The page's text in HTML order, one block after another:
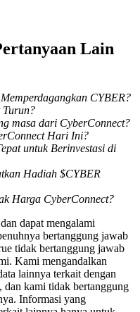
BTR
Crypto
Lain
CYBER?
Turun?
masa dari CyberConnect?
Hari Ini?
untuk Berinvestasi di
Hadiah $CYBER
Harga CyberConnect?
dapat mengalami
bertanggung jawab
tidak bertanggung jawab
Kami mengandalkan
lainnya terkait dengan
dan kami tidak bertanggung
Informasi yang